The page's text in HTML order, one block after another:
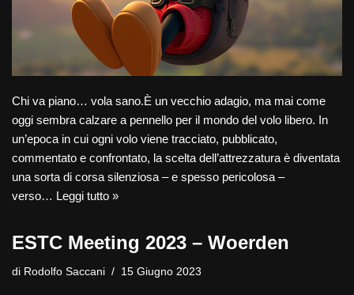
Chi va piano… vola sano.È un vecchio adagio, ma mai come
oggi sembra calzare a pennello per il mondo del volo libero. In
un’epoca in cui ogni volo viene tracciato, pubblicato,
commentato e confrontato, la scelta dell’attrezzatura è diventata
una sorta di corsa silenziosa – e spesso pericolosa –
verso… Leggi tutto »
ESTC Meeting 2023 – Woerden
di Rodolfo Saccani 15 Giugno 2023